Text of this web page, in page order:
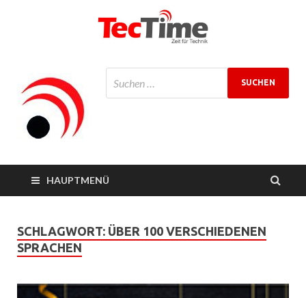
TecTime
HAUPTMENÜ
SCHLAGWORT: ÜBER 100 VERSCHIEDENEN
SPRACHEN